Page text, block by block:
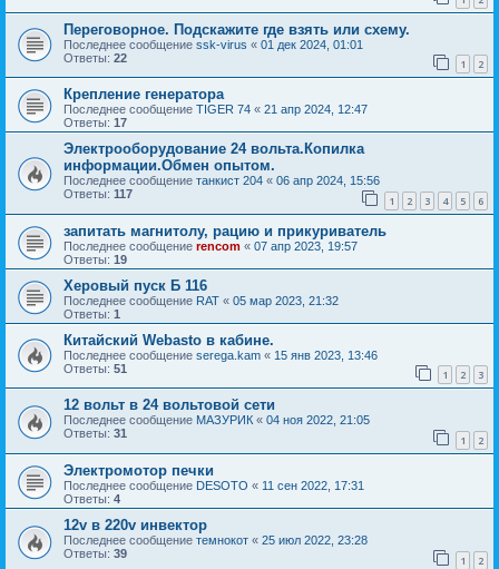
Переговорное. Подскажите где взять или схему.
Последнее сообщение ssk-virus « 01 дек 2024, 01:01
Ответы: 22 1 2
Крепление генератора
Последнее сообщение TIGER 74 « 21 апр 2024, 12:47
Ответы: 17
Электрооборудование 24 вольта.Копилка
информации.Обмен опытом.
Последнее сообщение танкист 204 « 06 апр 2024, 15:56
Ответы: 117 1 2 3 4 5 6
запитать магнитолу, рацию и прикуриватель
Последнее сообщение rencom « 07 апр 2023, 19:57
Ответы: 19
Херовый пуск Б 116
Последнее сообщение RAT « 05 мар 2023, 21:32
Ответы: 1
Китайский Webasto в кабине.
Последнее сообщение serega.kam « 15 янв 2023, 13:46
Ответы: 51 1 2 3
12 вольт в 24 вольтовой сети
Последнее сообщение МАЗУРИК « 04 ноя 2022, 21:05
Ответы: 31 1 2
Электромотор печки
Последнее сообщение DESOTO « 11 сен 2022, 17:31
Ответы: 4
12v в 220v инвектор
Последнее сообщение темнокот « 25 июл 2022, 23:28
Ответы: 39 1 2